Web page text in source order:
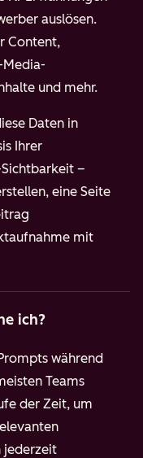
auslösen.
Content,
und mehr.
Daten in
Ihrer
–
eine Seite
mit
ich?
während
Teams
der Zeit, um
jederzeit